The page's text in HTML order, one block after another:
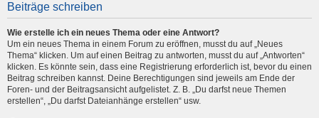
Beiträge schreiben
Wie erstelle ich ein neues Thema oder eine Antwort?
Um ein neues Thema in einem Forum zu eröffnen, musst du auf „Neues
Thema“ klicken. Um auf einen Beitrag zu antworten, musst du auf „Antworten“
klicken. Es könnte sein, dass eine Registrierung erforderlich ist, bevor du einen
Beitrag schreiben kannst. Deine Berechtigungen sind jeweils am Ende der
Foren- und der Beitragsansicht aufgelistet. Z. B. „Du darfst neue Themen
erstellen“, „Du darfst Dateianhänge erstellen“ usw.